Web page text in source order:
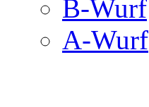
B-Wurf
A-Wurf